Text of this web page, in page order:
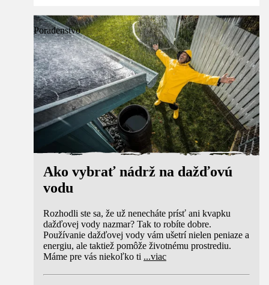
Poradenstvo
Ako vybrať nádrž na dažďovú
vodu
Rozhodli ste sa, že už nenecháte prísť ani kvapku
dažďovej vody nazmar? Tak to robíte dobre.
Používanie dažďovej vody vám ušetrí nielen peniaze a
energiu, ale taktiež pomôže životnému prostrediu.
Máme pre vás niekoľko ti ...viac